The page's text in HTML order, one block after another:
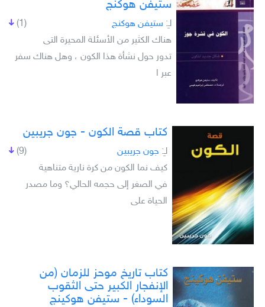
ستيفن هوكنج
(1) لـِ: ستيفن هوكنج
هناك الكثير من الأسئلة المحيرة التى
تدور حول نشأة هذا الكون ، وهل هناك سفر
عبر ا
كتاب قصة الكون - جون جريبين
(9) لـِ: جون جريبين
كيف نما الكون من كرة نارية متناهية
في الصغر إلى حجمه الحالي؟ وما مصدر
الحياة على
كتاب تاريخ موحز للزمان (من
الإنفجار الكبير حتى الثقوب
السوداء) - ستيفن هوكينج